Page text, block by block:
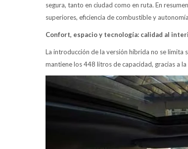
segura, tanto en ciudad como en ruta. En
superiores, eficiencia de combustible y
Confort, espacio y tecnología: calidad al
La introducción de la versión híbrida no se limita
mantiene los 448 litros de capacidad, gracias a